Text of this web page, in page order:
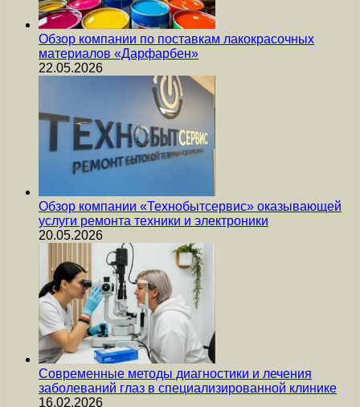
Обзор компании по поставкам лакокрасочных
материалов «Дарфарбен»
22.05.2026
Обзор компании «Технобытсервис» оказывающей
услуги ремонта техники и электроники
20.05.2026
Современные методы диагностики и лечения
заболеваний глаз в специализированной клинике
16.02.2026